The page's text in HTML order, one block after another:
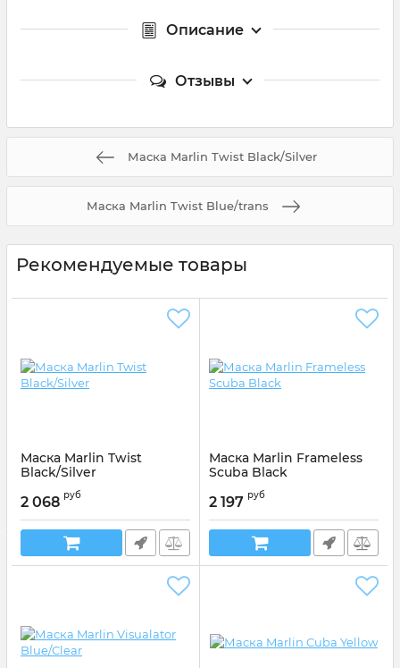
Описание
Отзывы
Маска Marlin Twist Black/Silver
Маска Marlin Twist Blue/trans
Рекомендуемые товары
Маска Marlin Twist
Black/Silver
013139
2 068 руб
Маска Marlin Frameless
Scuba Black
013360
2 197 руб